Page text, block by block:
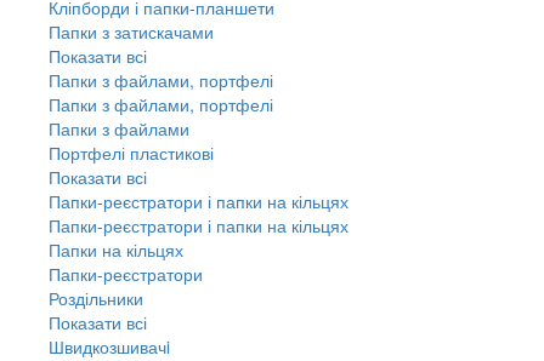
Кліпборди і папки-планшети
Папки з затискачами
Показати всі
Папки з файлами, портфелі
Папки з файлами, портфелі
Папки з файлами
Портфелі пластикові
Показати всі
Папки-реєстратори і папки на кільцях
Папки-реєстратори і папки на кільцях
Папки на кільцях
Папки-реєстратори
Роздільники
Показати всі
Швидкозшивачi